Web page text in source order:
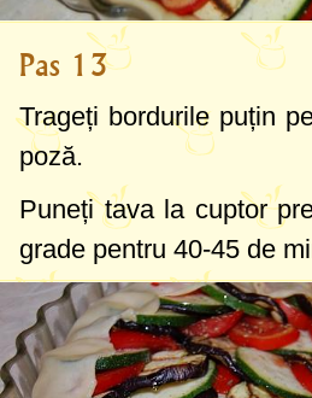
Pas 13
Trageți bordurile puțin
poză.
Puneți tava la cuptor
grade pentru 40-45 de